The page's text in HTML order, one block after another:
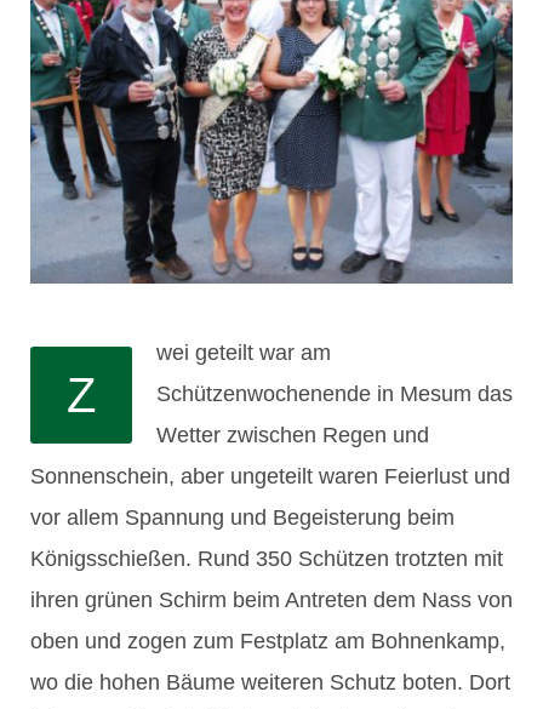
Z
wei geteilt war am
Schützenwochenende in Mesum das
Wetter zwischen Regen und
Sonnenschein, aber ungeteilt waren Feierlust und
vor allem Spannung und Begeisterung beim
Königsschießen. Rund 350 Schützen trotzten mit
ihren grünen Schirm beim Antreten dem Nass von
oben und zogen zum Festplatz am Bohnenkamp,
wo die hohen Bäume weiteren Schutz boten. Dort